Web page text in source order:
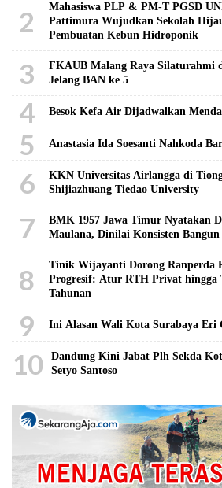
2
Mahasiswa PLP & PM-T PGSD
Pattimura Wujudkan Sekolah
Pembuatan Kebun Hidroponik
3
FKAUB Malang Raya Silaturahmi
Jelang BAN ke 5
4 Besok Kefa Air Dijadwalkan
5 Anastasia Ida Soesanti Nahkoda
6
KKN Universitas Airlangga di
Shijiazhuang Tiedao University
7
BMK 1957 Jawa Timur Nyatakan
Maulana, Dinilai Konsisten
8
Tinik Wijayanti Dorong Ranperda
Progresif: Atur RTH Privat hingga
Tahunan
9 Ini Alasan Wali Kota Surabaya Eri
10
Dandung Kini Jabat Plh Sekda
Setyo Santoso